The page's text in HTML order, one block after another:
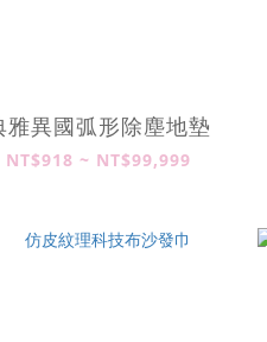
雅異國弧形除塵地墊
NT$918 ~ NT$99,999